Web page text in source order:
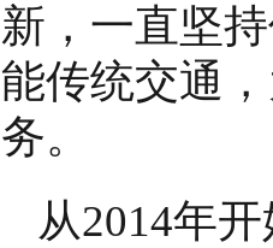
新，一直坚
能传统交通
务。
从2014年